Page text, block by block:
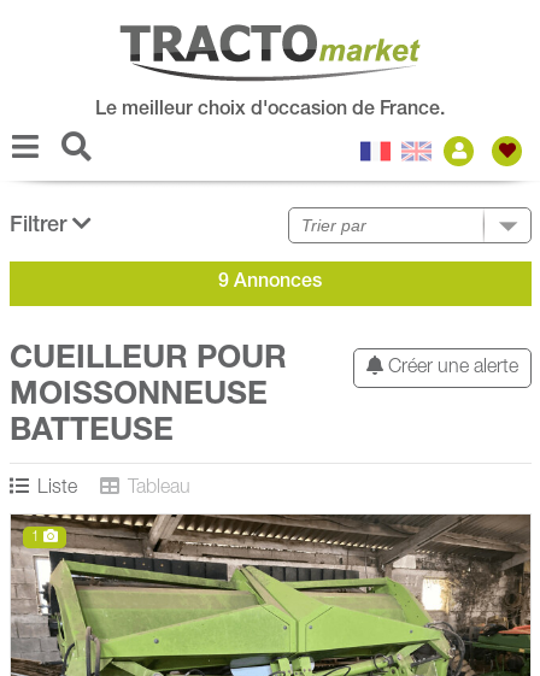
Le meilleur choix d'occasion de France.
Filtrer
9 Annonces
Créer une alerte
CUEILLEUR POUR
MOISSONNEUSE
BATTEUSE
Liste Tableau
1